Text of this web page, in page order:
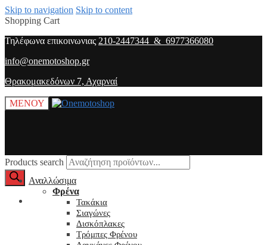
Skip to navigation Skip to content
Shopping Cart
Τηλέφωνα επικοινωνιας 210-2447344 & 6977366080
info@onemotoshop.gr
Θρακομακεδόνων 7, Αχαρναί
ΜΕΝΟΥ
Products search
O λογαριασμός μου
Αναλλώσιμα
Φρένα
Τακάκια
Σιαγώνες
Δισκόπλακες
Τρόμπες Φρένου